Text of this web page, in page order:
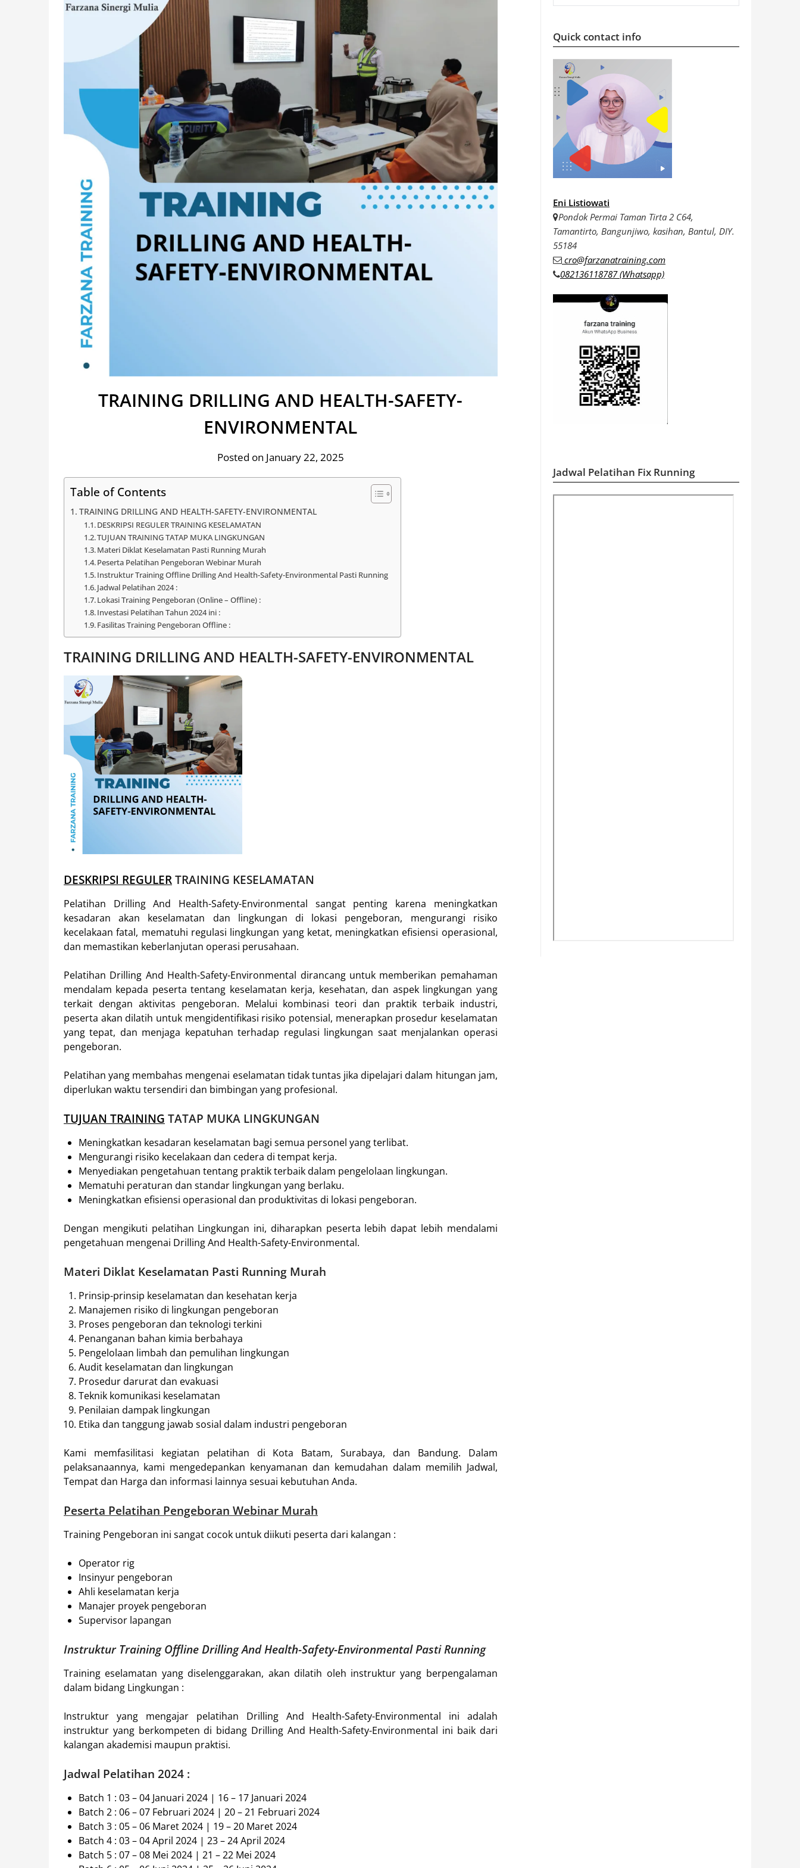
TRAINING DRILLING AND HEALTH-SAFETY-
ENVIRONMENTAL
Posted on January 22, 2025
Table of Contents
TRAINING DRILLING AND HEALTH-SAFETY-ENVIRONMENTAL
DESKRIPSI REGULER TRAINING KESELAMATAN
TUJUAN TRAINING TATAP MUKA LINGKUNGAN
Materi Diklat Keselamatan Pasti Running Murah
Peserta Pelatihan Pengeboran Webinar Murah
Instruktur Training Offline Drilling And Health-Safety-Environmental Pasti Running
Jadwal Pelatihan 2024 :
Lokasi Training Pengeboran (Online – Offline) :
Investasi Pelatihan Tahun 2024 ini :
Fasilitas Training Pengeboran Offline :
TRAINING DRILLING AND HEALTH-SAFETY-ENVIRONMENTAL
DESKRIPSI REGULER TRAINING KESELAMATAN
Pelatihan Drilling And Health-Safety-Environmental sangat penting karena meningkatkan
kesadaran akan keselamatan dan lingkungan di lokasi pengeboran, mengurangi risiko
kecelakaan fatal, mematuhi regulasi lingkungan yang ketat, meningkatkan efisiensi operasional,
dan memastikan keberlanjutan operasi perusahaan.
Pelatihan Drilling And Health-Safety-Environmental dirancang untuk memberikan pemahaman
mendalam kepada peserta tentang keselamatan kerja, kesehatan, dan aspek lingkungan yang
terkait dengan aktivitas pengeboran. Melalui kombinasi teori dan praktik terbaik industri,
peserta akan dilatih untuk mengidentifikasi risiko potensial, menerapkan prosedur keselamatan
yang tepat, dan menjaga kepatuhan terhadap regulasi lingkungan saat menjalankan operasi
pengeboran.
Pelatihan yang membahas mengenai eselamatan tidak tuntas jika dipelajari dalam hitungan jam,
diperlukan waktu tersendiri dan bimbingan yang profesional.
TUJUAN TRAINING TATAP MUKA LINGKUNGAN
Meningkatkan kesadaran keselamatan bagi semua personel yang terlibat.
Mengurangi risiko kecelakaan dan cedera di tempat kerja.
Menyediakan pengetahuan tentang praktik terbaik dalam pengelolaan lingkungan.
Mematuhi peraturan dan standar lingkungan yang berlaku.
Meningkatkan efisiensi operasional dan produktivitas di lokasi pengeboran.
Dengan mengikuti pelatihan Lingkungan ini, diharapkan peserta lebih dapat lebih mendalami
pengetahuan mengenai Drilling And Health-Safety-Environmental.
Materi Diklat Keselamatan Pasti Running Murah
Prinsip-prinsip keselamatan dan kesehatan kerja
Manajemen risiko di lingkungan pengeboran
Proses pengeboran dan teknologi terkini
Penanganan bahan kimia berbahaya
Pengelolaan limbah dan pemulihan lingkungan
Audit keselamatan dan lingkungan
Prosedur darurat dan evakuasi
Teknik komunikasi keselamatan
Penilaian dampak lingkungan
Etika dan tanggung jawab sosial dalam industri pengeboran
Kami memfasilitasi kegiatan pelatihan di Kota Batam, Surabaya, dan Bandung. Dalam
pelaksanaannya, kami mengedepankan kenyamanan dan kemudahan dalam memilih Jadwal,
Tempat dan Harga dan informasi lainnya sesuai kebutuhan Anda.
Peserta Pelatihan Pengeboran Webinar Murah
Training Pengeboran ini sangat cocok untuk diikuti peserta dari kalangan :
Operator rig
Insinyur pengeboran
Ahli keselamatan kerja
Manajer proyek pengeboran
Supervisor lapangan
Instruktur Training Offline Drilling And Health-Safety-Environmental Pasti Running
Training eselamatan yang diselenggarakan, akan dilatih oleh instruktur yang berpengalaman
dalam bidang Lingkungan :
Instruktur yang mengajar pelatihan Drilling And Health-Safety-Environmental ini adalah
instruktur yang berkompeten di bidang Drilling And Health-Safety-Environmental ini baik dari
kalangan akademisi maupun praktisi.
Jadwal Pelatihan 2024 :
Batch 1 : 03 – 04 Januari 2024 | 16 – 17 Januari 2024
Batch 2 : 06 – 07 Februari 2024 | 20 – 21 Februari 2024
Batch 3 : 05 – 06 Maret 2024 | 19 – 20 Maret 2024
Batch 4 : 03 – 04 April 2024 | 23 – 24 April 2024
Batch 5 : 07 – 08 Mei 2024 | 21 – 22 Mei 2024
Quick contact info
Eni Listiowati
Pondok Permai Taman Tirta 2 C64,
Tamantirto, Bangunjiwo, kasihan, Bantul, DIY.
55184
cro@farzanatraining.com
082136118787 (Whatsapp)
Jadwal Pelatihan Fix Running